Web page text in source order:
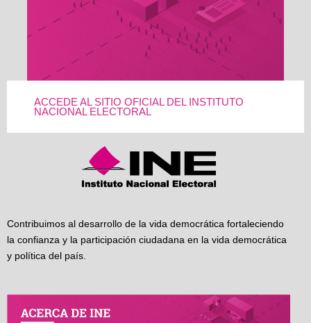
ACCEDE AL SITIO OFICIAL DEL INSTITUTO
NACIONAL ELECTORAL
Contribuimos al desarrollo de la vida democrática fortaleciendo
la confianza y la participación ciudadana en la vida democrática
y política del país.